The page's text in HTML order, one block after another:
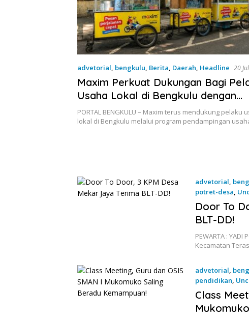
advetorial, bengkulu, Berita, Daerah, Headline 20
Maxim Perkuat Dukungan Bagi
Usaha Lokal di Bengkulu dengan
Meningkatkan Ruang Publik dan
Kebersihan Pasar
PORTAL BENGKULU – Maxim terus mendukung pelaku
lokal di Bengkulu melalui program pendampingan
advetorial,
potret-desa,
18 Juni 2026
Door To
BLT-DD!
PEWARTA :
Kecamatan
advetorial,
pendidikan,
17 Juni 2026
Class